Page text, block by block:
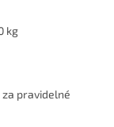
kg
pravidelné